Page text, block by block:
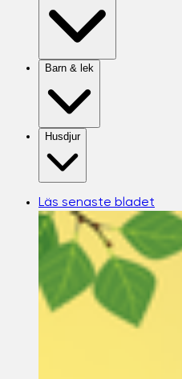
Barn & lek
Husdjur
Läs senaste bladet